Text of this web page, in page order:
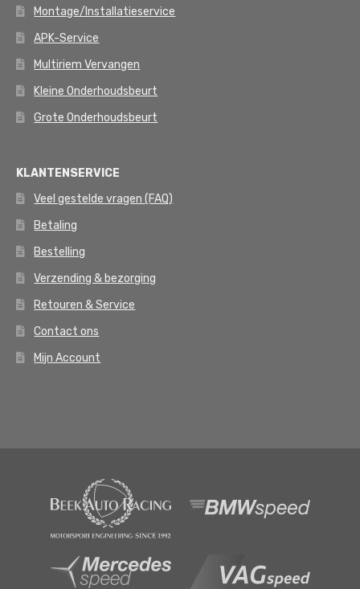
Montage/Installatieservice
APK-Service
Multiriem Vervangen
Kleine Onderhoudsbeurt
Grote Onderhoudsbeurt
KLANTENSERVICE
Veel gestelde vragen (FAQ)
Betaling
Bestelling
Verzending & bezorging
Retouren & Service
Contact ons
Mijn Account